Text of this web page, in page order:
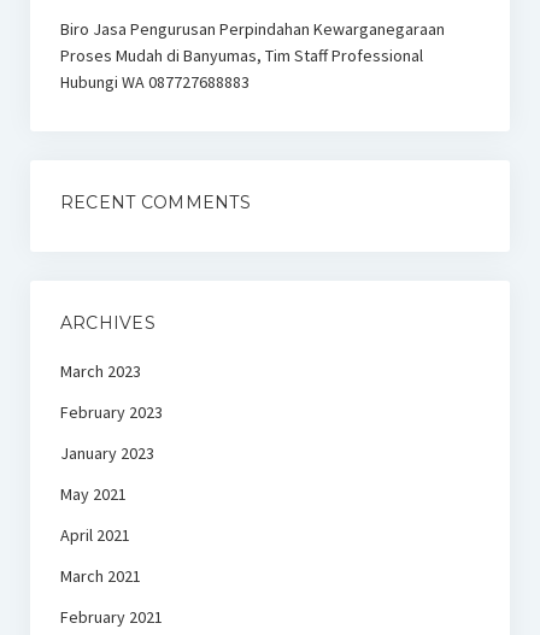
Biro Jasa Pengurusan Perpindahan Kewarganegaraan
Proses Mudah di Banyumas, Tim Staff Professional
Hubungi WA 087727688883
RECENT COMMENTS
ARCHIVES
March 2023
February 2023
January 2023
May 2021
April 2021
March 2021
February 2021